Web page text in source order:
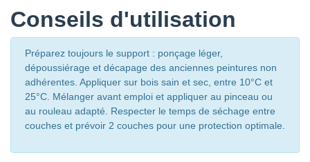
Conseils d'utilisation
Préparez toujours le support : ponçage léger,
dépoussiérage et décapage des anciennes peintures non
adhérentes. Appliquer sur bois sain et sec, entre 10°C et
25°C. Mélanger avant emploi et appliquer au pinceau ou
au rouleau adapté. Respecter le temps de séchage entre
couches et prévoir 2 couches pour une protection optimale.